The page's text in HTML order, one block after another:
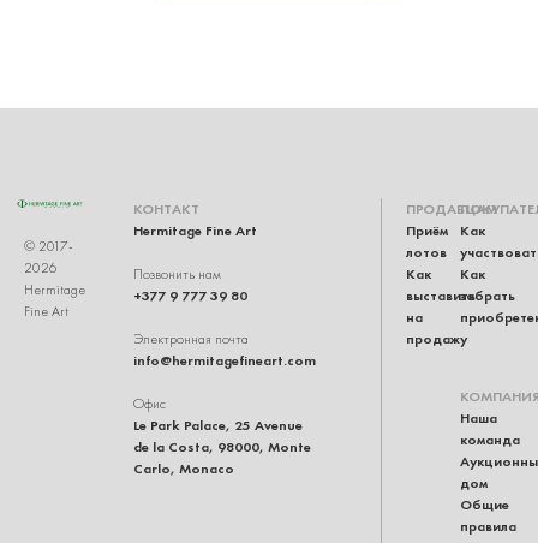
© 2017-
2026
Hermitage
Fine Art
КОНТАКТ
Hermitage Fine Art
Позвонить нам
+377 9 777 39 80
Электронная почта
info@hermitagefineart.com
Офис
Le Park Palace, 25 Avenue
de la Costa, 98000, Monte
Carlo, Monaco
ПРОДАВЦАМ
Приём
лотов
Как
выставить
на
продажу
Как
Как
забрать
Наша
команда
дом
Общие
правила